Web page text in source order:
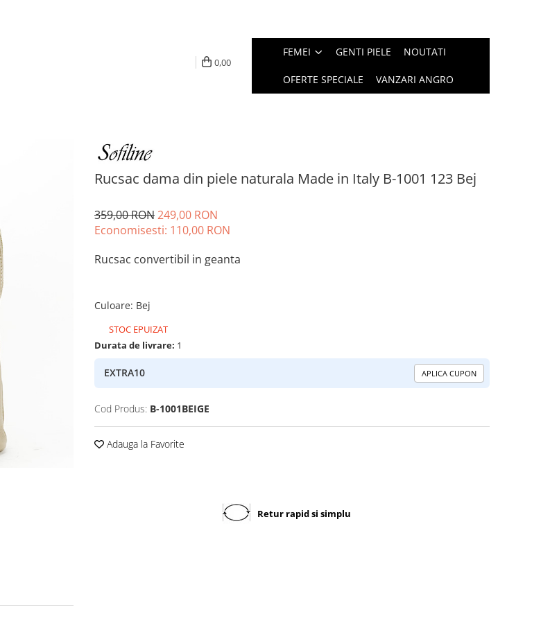
0,00
FEMEI GENTI PIELE NOUTATI
OFERTE SPECIALE VANZARI ANGRO
Rucsac dama din piele naturala Made in Italy B-1001 123 Bej
359,00 RON249,00 RON
Economisesti: 110,00 RON
Rucsac convertibil in geanta
Culoare: Bej
STOC EPUIZAT
Durata de livrare: 1
EXTRA10 APLICA CUPON
Cod Produs: B-1001BEIGE
Adauga la Favorite
Retur rapid si simplu